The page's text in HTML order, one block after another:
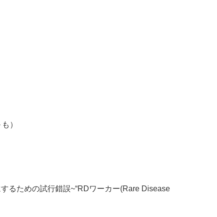
）
るための試行錯誤~“RDワーカー(Rare Disease